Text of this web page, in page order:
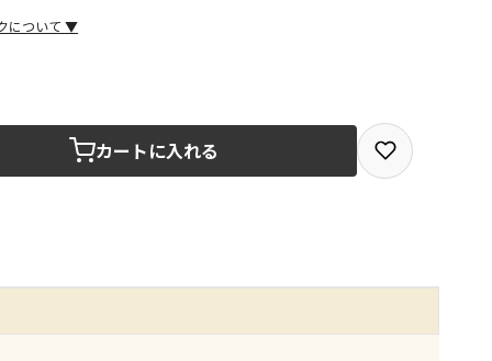
について ▼
は、全て同じ店舗での受取となります
カートに入れる